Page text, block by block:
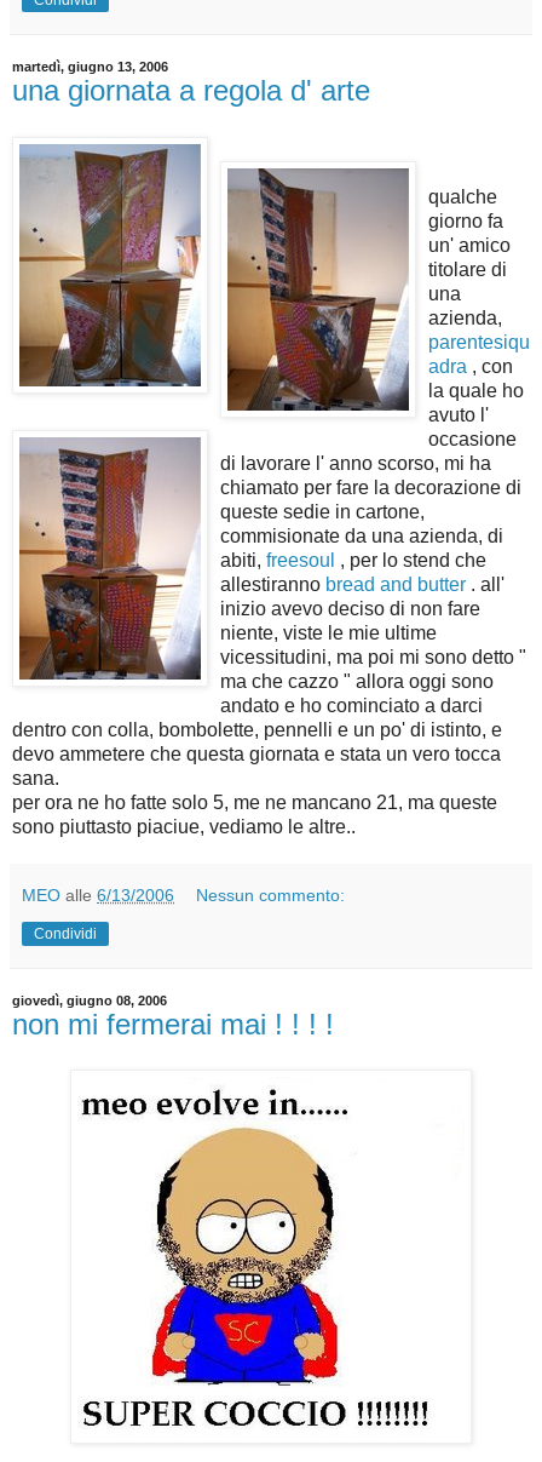
martedì, giugno 13, 2006
una giornata a regola d' arte
qualche
giorno fa
un' amico
titolare di
una
azienda,
parentesiqu
adra , con
la quale ho
avuto l'
occasione
di lavorare l' anno scorso, mi ha
chiamato per fare la decorazione di
queste sedie in cartone,
commisionate da una azienda, di
abiti, freesoul , per lo stend che
allestiranno bread and butter . all'
inizio avevo deciso di non fare
niente, viste le mie ultime
vicessitudini, ma poi mi sono detto "
ma che cazzo " allora oggi sono
andato e ho cominciato a darci
dentro con colla, bombolette, pennelli e un po' di istinto, e
devo ammetere che questa giornata e stata un vero tocca
sana.
per ora ne ho fatte solo 5, me ne mancano 21, ma queste
sono piuttasto piaciue, vediamo le altre..
MEO alle 6/13/2006 Nessun commento:
Condividi
giovedì, giugno 08, 2006
non mi fermerai mai ! ! ! !